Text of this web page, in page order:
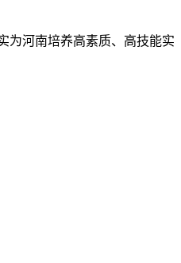
为河南培养高素质、高技能实